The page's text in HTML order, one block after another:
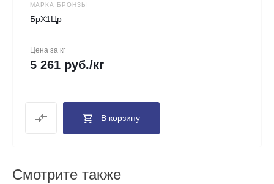
МАРКА БРОНЗЫ
БрХ1Цр
Цена за кг
5 261 руб./кг
В корзину
Смотрите также